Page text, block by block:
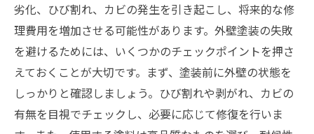
劣化、ひび割れ、カビの発生を引き起こし、将来的な修
理費用を増加させる可能性があります。外壁塗装の失敗
を避けるためには、いくつかのチェックポイントを押さ
えておくことが大切です。まず、塗装前に外壁の状態を
しっかりと確認しましょう。ひび割れや剥がれ、カビの
有無を目視でチェックし、必要に応じて修復を行いま